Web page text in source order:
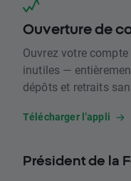
Ouverture de
Ouvrez votre
inutiles —
dépôts et retraits
Télécharger l’appli
Président de la